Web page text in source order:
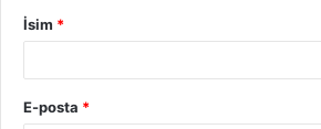
İsim *
E-posta *